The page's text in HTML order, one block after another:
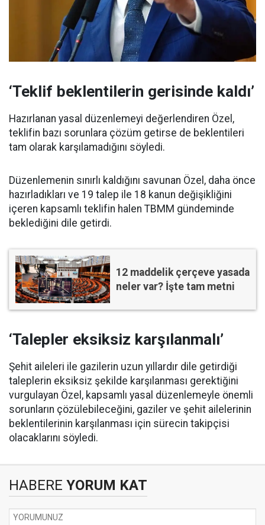
‘Teklif beklentilerin gerisinde kaldı’
Hazırlanan yasal düzenlemeyi değerlendiren Özel,
teklifin bazı sorunlara çözüm getirse de beklentileri
tam olarak karşılamadığını söyledi.
Düzenlemenin sınırlı kaldığını savunan Özel, daha önce
hazırladıkları ve 19 talep ile 18 kanun değişikliğini
içeren kapsamlı teklifin halen TBMM gündeminde
beklediğini dile getirdi.
12 maddelik çerçeve yasada
neler var? İşte tam metni
‘Talepler eksiksiz karşılanmalı’
Şehit aileleri ile gazilerin uzun yıllardır dile getirdiği
taleplerin eksiksiz şekilde karşılanması gerektiğini
vurgulayan Özel, kapsamlı yasal düzenlemeyle önemli
sorunların çözülebileceğini, gaziler ve şehit ailelerinin
beklentilerinin karşılanması için sürecin takipçisi
olacaklarını söyledi.
HABERE YORUM KAT